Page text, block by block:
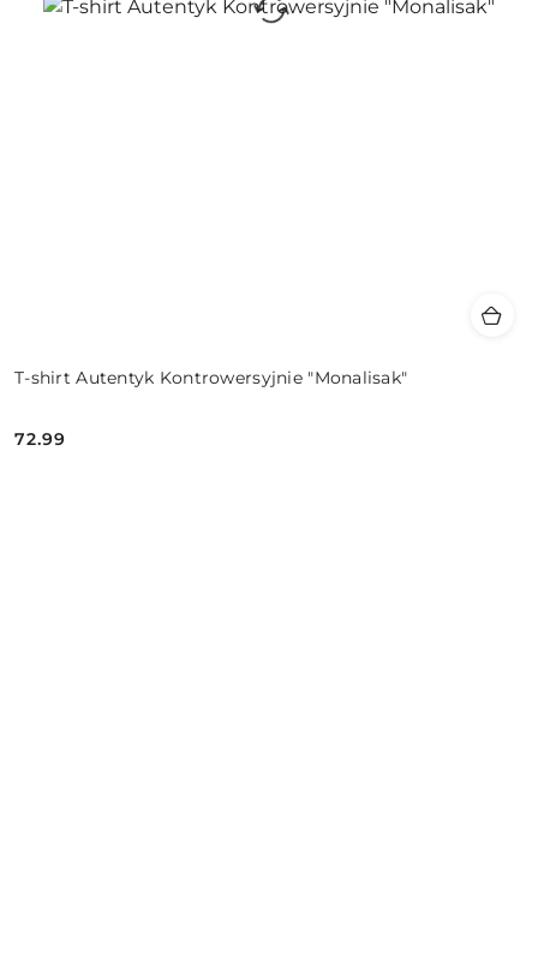
T-shirt Autentyk Kontrowersyjnie "Monalisak"
Cena:
72.99